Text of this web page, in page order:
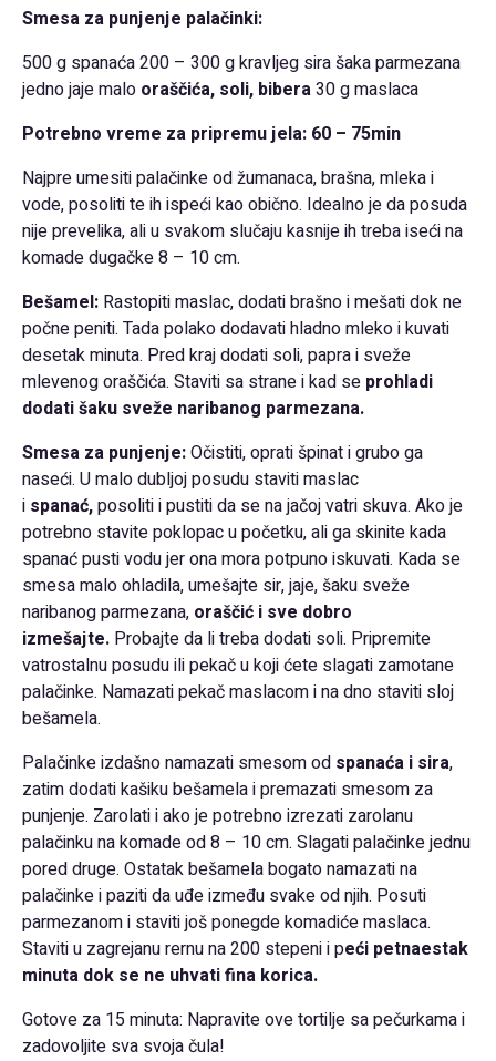
Smesa za punjenje palačinki:
500 g spanaća 200 – 300 g kravljeg sira šaka parmezana
jedno jaje malo oraščića, soli, bibera30 g maslaca
Potrebno vreme za pripremu jela: 60 – 75min
Najpre umesiti palačinke od žumanaca, brašna, mleka i
vode, posoliti te ih ispeći kao obično. Idealno je da posuda
nije prevelika, ali u svakom slučaju kasnije ih treba iseći na
komade dugačke 8 – 10 cm.
Bešamel: Rastopiti maslac, dodati brašno i mešati dok ne
počne peniti. Tada polako dodavati hladno mleko i kuvati
desetak minuta. Pred kraj dodati soli, papra i sveže
mlevenog oraščića. Staviti sa strane i kad se prohladi
dodati šaku sveže naribanog parmezana.
Smesa za punjenje:Očistiti, oprati špinat i grubo ga
naseći. U malo dubljoj posudu staviti maslac
i spanać,posoliti i pustiti da se na jačoj vatri skuva. Ako je
potrebno stavite poklopac u početku, ali ga skinite kada
spanać pusti vodu jer ona mora potpuno iskuvati. Kada se
smesa malo ohladila, umešajte sir, jaje, šaku sveže
naribanog parmezana, oraščić i sve dobro
izmešajte. Probajte da li treba dodati soli. Pripremite
vatrostalnu posudu ili pekač u koji ćete slagati zamotane
palačinke. Namazati pekač maslacom i na dno staviti sloj
bešamela.
Palačinke izdašno namazati smesom od spanaća i sira,
zatim dodati kašiku bešamela i premazati smesom za
punjenje. Zarolati i ako je potrebno izrezati zarolanu
palačinku na komade od 8 – 10 cm. Slagati palačinke jednu
pored druge. Ostatak bešamela bogato namazati na
palačinke i paziti da uđe između svake od njih. Posuti
parmezanom i staviti još ponegde komadiće maslaca.
Staviti u zagrejanu rernu na 200 stepeni i peći petnaestak
minuta dok se ne uhvati fina korica.
Gotove za 15 minuta: Napravite ove tortilje sa pečurkama i
zadovoljite sva svoja čula!